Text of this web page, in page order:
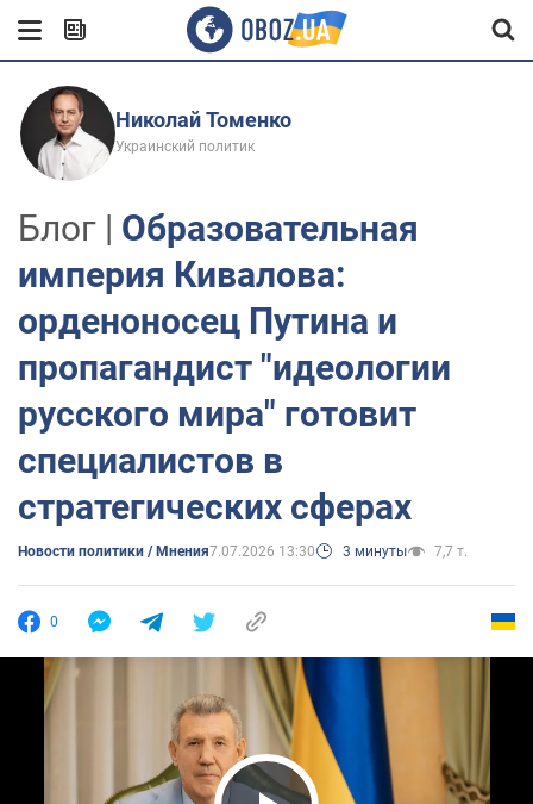
Николай Томенко
Украинский политик
Блог | Образовательная
империя Кивалова:
орденоносец Путина и
пропагандист "идеологии
русского мира" готовит
специалистов в
стратегических сферах
Новости политики / Мнения7.07.2026 13:30 3 минуты 7,7 т.
0